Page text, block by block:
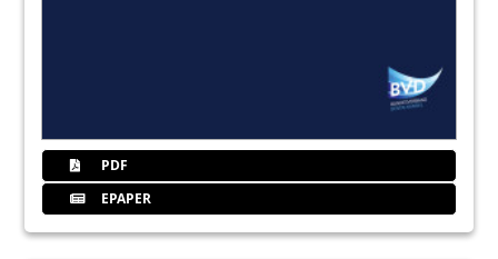
PDF
EPAPER